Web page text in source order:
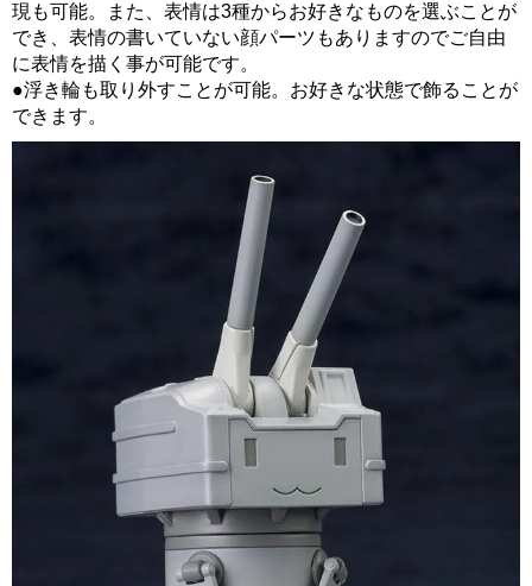
現も可能。また、表情は3種からお好きなものを選ぶことが
でき、表情の書いていない顔パーツもありますのでご自由
に表情を描く事が可能です。
●浮き輪も取り外すことが可能。お好きな状態で飾ることが
できます。